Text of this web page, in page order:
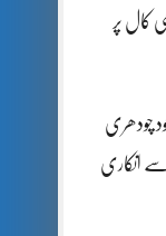
کال پر
چودھری
انکاری